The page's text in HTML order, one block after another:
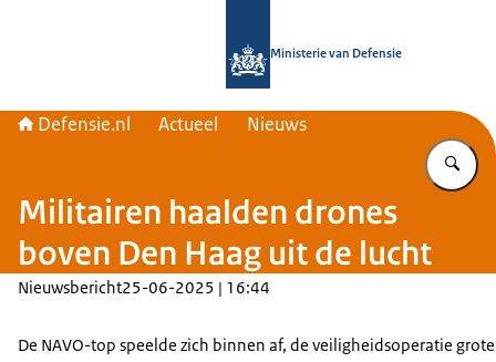
Ministerie van Defensie
Defensie.nl Actueel Nieuws
Militairen haalden drones
boven Den Haag uit de lucht
Nieuwsbericht25-06-2025 | 16:44
De NAVO-top speelde zich binnen af, de veiligheidsoperatie